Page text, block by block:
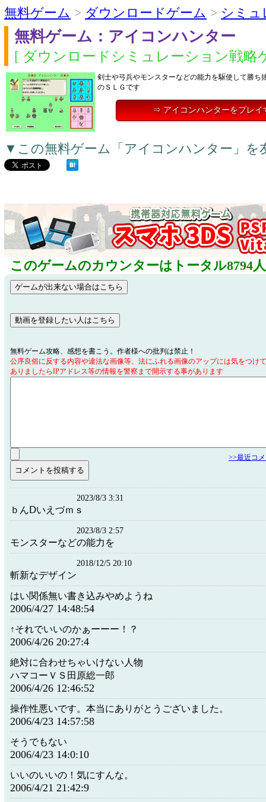
無料ゲーム > ダウンロードゲーム > シミュ
無料ゲーム：アイコンハンター
[ ダウンロードシミュレーション戦略
剣士や弓兵やモンスターなどの能力を駆使して勝ち
のＳＬＧです
⇒ アイコンハンターをプレイ
▼この無料ゲーム「アイコンハンター」を
このゲームのカウンターはトータル8794
無料ゲーム攻略、感想を書こう。作者様への批判は禁止！
公序良俗に反する内容や違法な画像等、法にふれる画像のアップには気をつけ
ありましたらIPアドレス等の情報を警察まで開示する事があります
>>最近コ
2023/8/3 3:31
ｂんⅮいえづｍｓ
2023/8/3 2:57
モンスターなどの能力を
2018/12/5 20:10
斬新なデザイン
はい関係無い書き込みやめようね
2006/4/27 14:48:54
↑それでいいのかぁーーー！？
2006/4/26 20:27:4
絶対に合わせちゃいけない人物
ハマコーＶＳ田原総一郎
2006/4/26 12:46:52
操作性悪いです。本当にありがとうございました。
2006/4/23 14:57:58
そうでもない
2006/4/23 14:0:10
いいのいいの！気にすんな。
2006/4/21 21:42:9